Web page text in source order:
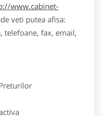
www.cabinet-
veti putea afisa:
fax, email,